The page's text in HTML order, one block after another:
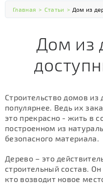
Главная > Статьи > Дом из
Дом из
Строительство домов из
популярнее. Ведь их
это прекрасно - жить в
построенном из
безопасного материала.
Дерево – это
строительный состав.
кто возводит новое